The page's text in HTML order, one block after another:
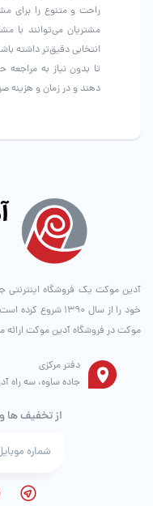
راحت و متنوع را برای
مشتریان می‌توانند با
انتخابی دقیق‌تر داشته
تا بدون نیاز به
دهند و در زمان و هزینه
آدین موکت یک فروشگاه اینترنتی
خود را از سال
موکت در فروشگاه آدین موکت ارائه
دفتر مرکزی
جاده ساوه، سه راه
از تخفیف ها